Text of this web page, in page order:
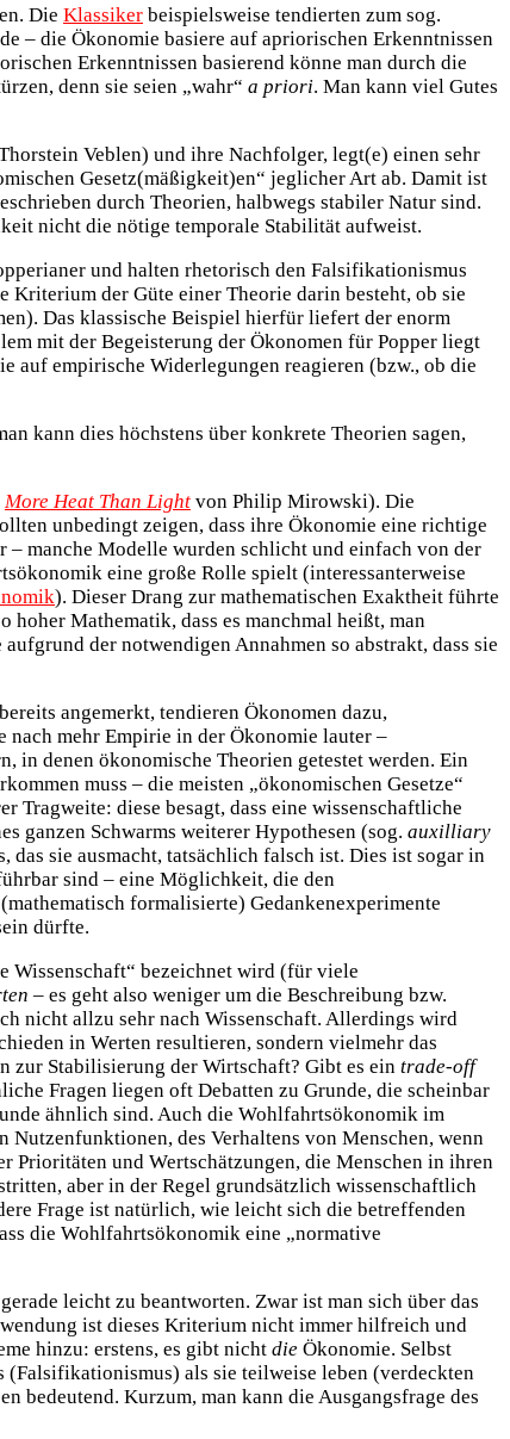
Die Klassiker beispielsweise tendierten zum sog.
– die Ökonomie basiere auf apriorischen Erkenntnissen
Erkenntnissen basierend könne man durch die
denn sie seien „wahr“ a priori. Man kann viel Gutes
Veblen) und ihre Nachfolger, legt(e) einen sehr
Gesetz(mäßigkeit)en“ jeglicher Art ab. Damit ist
durch Theorien, halbwegs stabiler Natur sind.
nicht die nötige temporale Stabilität aufweist.
und halten rhetorisch den Falsifikationismus
Kriterium der Güte einer Theorie darin besteht, ob sie
Das klassische Beispiel hierfür liefert der enorm
mit der Begeisterung der Ökonomen für Popper liegt
auf empirische Widerlegungen reagieren (bzw., ob die
kann dies höchstens über konkrete Theorien sagen,
More Heat Than Light von Philip Mirowski). Die
unbedingt zeigen, dass ihre Ökonomie eine richtige
– manche Modelle wurden schlicht und einfach von der
eine große Rolle spielt (interessanterweise
). Dieser Drang zur mathematischen Exaktheit führte
Mathematik, dass es manchmal heißt, man
der notwendigen Annahmen so abstrakt, dass sie
angemerkt, tendieren Ökonomen dazu,
nach mehr Empirie in der Ökonomie lauter –
denen ökonomische Theorien getestet werden. Ein
muss – die meisten „ökonomischen Gesetze“
Tragweite: diese besagt, dass eine wissenschaftliche
ganzen Schwarms weiterer Hypothesen (sog. auxilliary
sie ausmacht, tatsächlich falsch ist. Dies ist sogar in
sind – eine Möglichkeit, die den
formalisierte) Gedankenexperimente
dürfte.
Wissenschaft“ bezeichnet wird (für viele
– es geht also weniger um die Beschreibung bzw.
nicht allzu sehr nach Wissenschaft. Allerdings wird
in Werten resultieren, sondern vielmehr das
zur Stabilisierung der Wirtschaft? Gibt es ein trade-off
Fragen liegen oft Debatten zu Grunde, die scheinbar
ähnlich sind. Auch die Wohlfahrtsökonomik im
des Verhaltens von Menschen, wenn
Prioritäten und Wertschätzungen, die Menschen in ihren
aber in der Regel grundsätzlich wissenschaftlich
Frage ist natürlich, wie leicht sich die betreffenden
die Wohlfahrtsökonomik eine „normative
leicht zu beantworten. Zwar ist man sich über das
ist dieses Kriterium nicht immer hilfreich und
hinzu: erstens, es gibt nicht die Ökonomie. Selbst
(Falsifikationismus) als sie teilweise leben (verdeckten
Kurzum, man kann die Ausgangsfrage des